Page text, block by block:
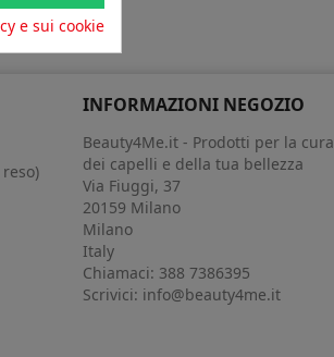
INFORMAZIONI NEGOZIO
Beauty4Me.it - Prodotti per la cura
dei capelli e della tua bellezza
Via Fiuggi, 37
20159 Milano
Milano
Italy
Chiamaci: 388 7386395
Scrivici: info@beauty4me.it
e sui cookie